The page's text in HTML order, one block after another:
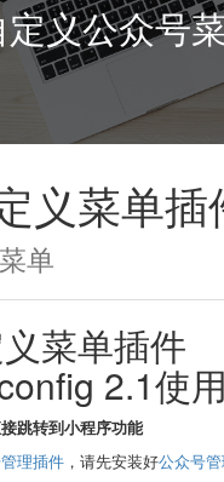
义公众号
义菜单插
单
菜单插件
2.1使
跳转到小程序功能
理插件 ，请先安装好公众号